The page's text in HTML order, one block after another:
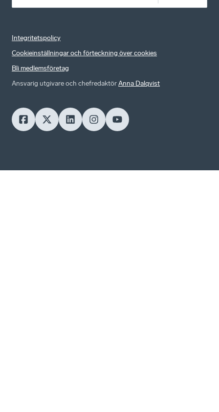
Integritetspolicy
Cookieinställningar och förteckning över cookies
Bli medlemsföretag
Ansvarig utgivare och chefredaktörAnna Dalqvist